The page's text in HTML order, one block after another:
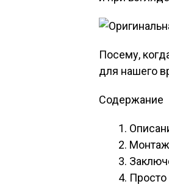
Посему,
для нашего
Содержание